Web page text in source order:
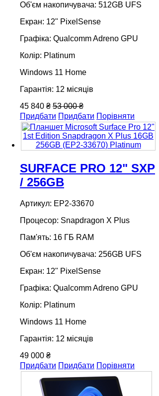
Об'єм накопичувача: 512GB UFS
Екран: 12" PixelSense
Графіка: Qualcomm Adreno GPU
Колір: Platinum
Windows 11 Home
Гарантія: 12 місяців
45 840 ₴ 53 000 ₴
Придбати Придбати Порівняти
SURFACE PRO 12" SXP
/ 256GB
Артикул: EP2-33670
Процесор: Snapdragon X Plus
Пам'ять: 16 ГБ RAM
Об'єм накопичувача: 256GB UFS
Екран: 12" PixelSense
Графіка: Qualcomm Adreno GPU
Колір: Platinum
Windows 11 Home
Гарантія: 12 місяців
49 000 ₴
Придбати Придбати Порівняти